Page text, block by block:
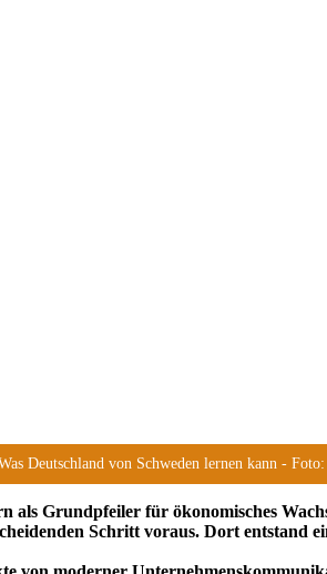
Deutschland von Schweden lernen kann - Foto:
als Grundpfeiler für ökonomisches
Schritt voraus. Dort entstand